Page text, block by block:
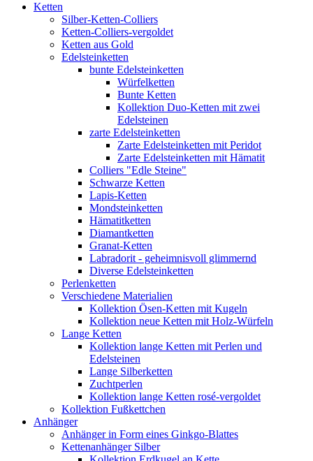
Ketten
Silber-Ketten-Colliers
Ketten-Colliers-vergoldet
Ketten aus Gold
Edelsteinketten
bunte Edelsteinketten
Würfelketten
Bunte Ketten
Kollektion Duo-Ketten mit zwei
Edelsteinen
zarte Edelsteinketten
Zarte Edelsteinketten mit Peridot
Zarte Edelsteinketten mit Hämatit
Colliers "Edle Steine"
Schwarze Ketten
Lapis-Ketten
Mondsteinketten
Hämatitketten
Diamantketten
Granat-Ketten
Labradorit - geheimnisvoll glimmernd
Diverse Edelsteinketten
Perlenketten
Verschiedene Materialien
Kollektion Ösen-Ketten mit Kugeln
Kollektion neue Ketten mit Holz-Würfeln
Lange Ketten
Kollektion lange Ketten mit Perlen und
Edelsteinen
Lange Silberketten
Zuchtperlen
Kollektion lange Ketten rosé-vergoldet
Kollektion Fußkettchen
Anhänger
Anhänger in Form eines Ginkgo-Blattes
Kettenanhänger Silber